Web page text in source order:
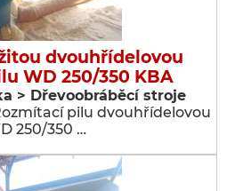
dvouhřídelovou
WD 250/350 KBA
> Dřevoobráběcí stroje
pilu dvouhřídelovou
250/350 …